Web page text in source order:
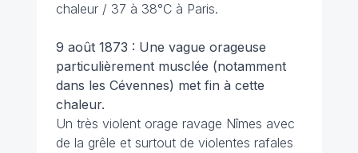
chaleur / 37 à 38°C à Paris.
9 août 1873 : Une vague orageuse
particulièrement musclée (notamment
dans les Cévennes) met fin à cette
chaleur.
Un très violent orage ravage Nîmes avec
de la grêle et surtout de violentes rafales